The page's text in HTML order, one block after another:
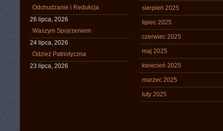
Odchudzanie i Redukcja
26 lipca, 2026
Waszym Spojrzeniem
24 lipca, 2026
Odzież Patriotyczna
23 lipca, 2026
sierpień 2025
lipiec 2025
czerwiec 2025
maj 2025
kwiecień 2025
marzec 2025
luty 2025